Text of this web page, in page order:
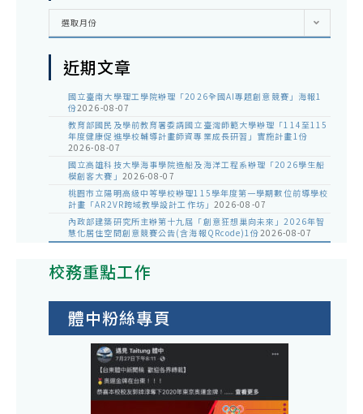
彙
選取月份
近期文章
國立臺南大學理工學院辦理「2026全國AI專題創意競賽」海報1
份2026-08-07
教育部國民及學前教育署委請國立臺灣師範大學辦理「114至115
年度健康促進學校輔導計畫師資專業成長研習」實施計畫1份
2026-08-07
國立高雄科技大學海事學院造船及海洋工程系辦理「2026學生船
模創客大賽」 2026-08-07
桃園市立陽明高級中等學校辦理115學年度第一學期數位前導學校
計畫「AR2VR跨域教學設計工作坊」 2026-08-07
內政部建築研究所主辦第十九屆「創意狂想巢向未來」2026年智
慧化居住空間創意競賽公告(含海報QRcode)1份2026-08-07
校務重點工作
體中粉絲專頁